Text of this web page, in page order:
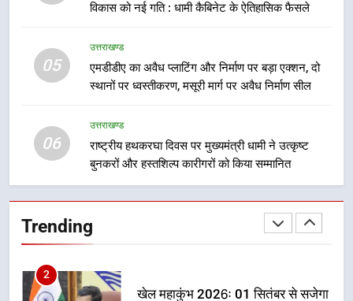
विकास को नई गति : धामी कैबिनेट के ऐतिहासिक फैसले
05
उत्तराखण्ड
एमडीडीए का अवैध प्लाटिंग और निर्माण पर बड़ा एक्शन, दो
स्थानों पर ध्वस्तीकरण, मसूरी मार्ग पर अवैध निर्माण सील
06
उत्तराखण्ड
राष्ट्रीय हथकरघा दिवस पर मुख्यमंत्री धामी ने उत्कृष्ट
बुनकरों और हस्तशिल्प कारीगरों को किया सम्मानित
Trending
8
मुख्यमंत्री धामी बोले- युवाओं को रोजगार
भर्ती
मुख्यमंत्री ने तीलू रौतेली एवं आंगनबाड़ी
कार्यकत्री पुरस्कार से मातृशक्ति को किया
2
खेल महाकुंभ 2026ः 01 सितंबर से सजेगा